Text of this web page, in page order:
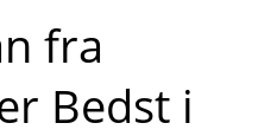
fra
Bedst i